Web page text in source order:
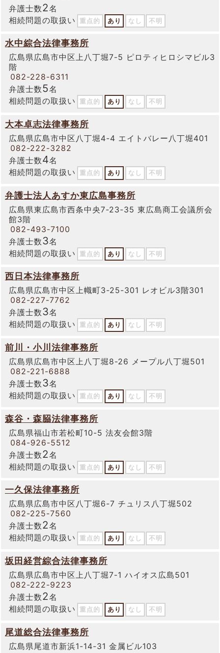
弁護士数2名
相続問題の取扱い
重点的 あり なし 不明
水中綜合法律事務所
広島県広島市中区上八丁堀7-5 ピロティヒロシマビル3
階
082-228-6311
弁護士数5名
相続問題の取扱い
重点的 あり なし 不明
大本卓志法律事務所
広島県広島市中区八丁堀4-4 エイトバレー八丁堀401
082-222-3282
弁護士数4名
相続問題の取扱い
重点的 あり なし 不明
弁護士法人あすか東広島事務所
広島県東広島市西条中央7-23-35 東広島商工会議所会
館3階
082-493-7100
弁護士数3名
相続問題の取扱い
重点的 あり なし 不明
西日本法律事務所
広島県広島市中区上幟町3-25-301 レオビル3階301
082-227-7762
弁護士数3名
相続問題の取扱い
重点的 あり なし 不明
前川・小川法律事務所
広島県広島市中区上八丁堀8-26 メープル八丁堀501
082-221-6888
弁護士数3名
相続問題の取扱い
重点的 あり なし 不明
森谷・森𦚰法律事務所
広島県福山市若松町10-5 法友会館3階
084-926-5512
弁護士数2名
相続問題の取扱い
重点的 あり なし 不明
一久保法律事務所
広島県広島市中区八丁堀6-7 チュリス八丁堀502
082-225-7560
弁護士数2名
相続問題の取扱い
重点的 あり なし 不明
坂田経営綜合法律事務所
広島県広島市中区上八丁堀7-1 ハイオス広島501
082-222-9223
弁護士数2名
相続問題の取扱い
重点的 あり なし 不明
尾道総合法律事務所
広島県尾道市新浜1-14-31 金属ビル103